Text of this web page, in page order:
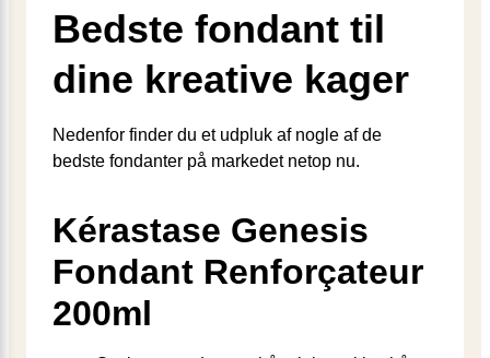
Bedste fondant til
dine kreative kager
Nedenfor finder du et udpluk af nogle af de
bedste fondanter på markedet netop nu.
Kérastase Genesis
Fondant Renforçateur
200ml